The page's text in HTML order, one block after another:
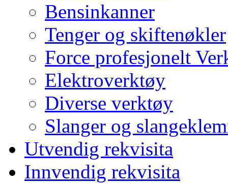
Bensinkanner
Tenger og skiftenøkler
Force profesjonelt
Elektroverktøy
Diverse verktøy
Slanger og
Utvendig rekvisita
Innvendig rekvisita